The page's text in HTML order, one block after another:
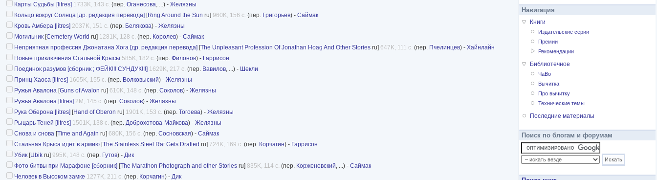
Карты Судьбы [litres] 1733K, 143 с. (пер. Оганесова, ...) - Желязны
Кольцо вокруг Солнца [др. редакция перевода] [Ring Around the Sun ru] 960K, 156 с. (пер. Григорьев) - Саймак
Кровь Амбера [litres] 2037K, 151 с. (пер. Белякова) - Желязны
Могильник [Cemetery World ru] 1281K, 128 с. (пер. Королев) - Саймак
Неприятная профессия Джонатана Хога [др. редакция перевода] [The Unpleasant Profession Of Jonathan Hoag And Other Stories ru] 647K, 111 с. (пер. Пчелинцев) - Хайнлайн
Новые приключения Стальной Крысы 585K, 182 с. (пер. Филонов) - Гаррисон
Поединок разумов [сборник ; ФЕЙК!!! СУНДУК!!!] 1629K, 217 с. (пер. Вавилов, ...) - Шекли
Принц Хаоса [litres] 1605K, 155 с. (пер. Волковыский) - Желязны
Ружья Авалона [Guns of Avalon ru] 610K, 148 с. (пер. Соколов) - Желязны
Ружья Авалона [litres] 2M, 145 с. (пер. Соколов) - Желязны
Рука Оберона [litres] [Hand of Oberon ru] 1901K, 153 с. (пер. Тогоева) - Желязны
Рыцарь Теней [litres] 1501K, 138 с. (пер. Доброхотова-Майкова) - Желязны
Снова и снова [Time and Again ru] 680K, 156 с. (пер. Сосновская) - Саймак
Стальная Крыса идет в армию [The Stainless Steel Rat Gets Drafted ru] 724K, 169 с. (пер. Корчагин) - Гаррисон
Убик [Ubik ru] 995K, 148 с. (пер. Гутов) - Дик
Фото битвы при Марафоне [сборник] [The Marathon Photograph and other Stories ru] 835K, 114 с. (пер. Корженевский, ...) - Саймак
Человек в Высоком замке 1277K, 211 с. (пер. Корчагин) - Дик
Навигация
Книги
Издательские серии
Премии
Рекомендации
Библиотечное
ЧаВо
Вычитка
Про вычитку
Технические темы
Последние материалы
Поиск по блогам и форумам